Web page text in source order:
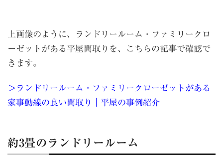
上画像のように、ランドリールーム・ファミリークロ
ーゼットがある平屋間取りを、こちらの記事で確認で
きます。
＞ランドリールーム・ファミリークローゼットがある
家事動線の良い間取り｜平屋の事例紹介
約3畳のランドリールーム